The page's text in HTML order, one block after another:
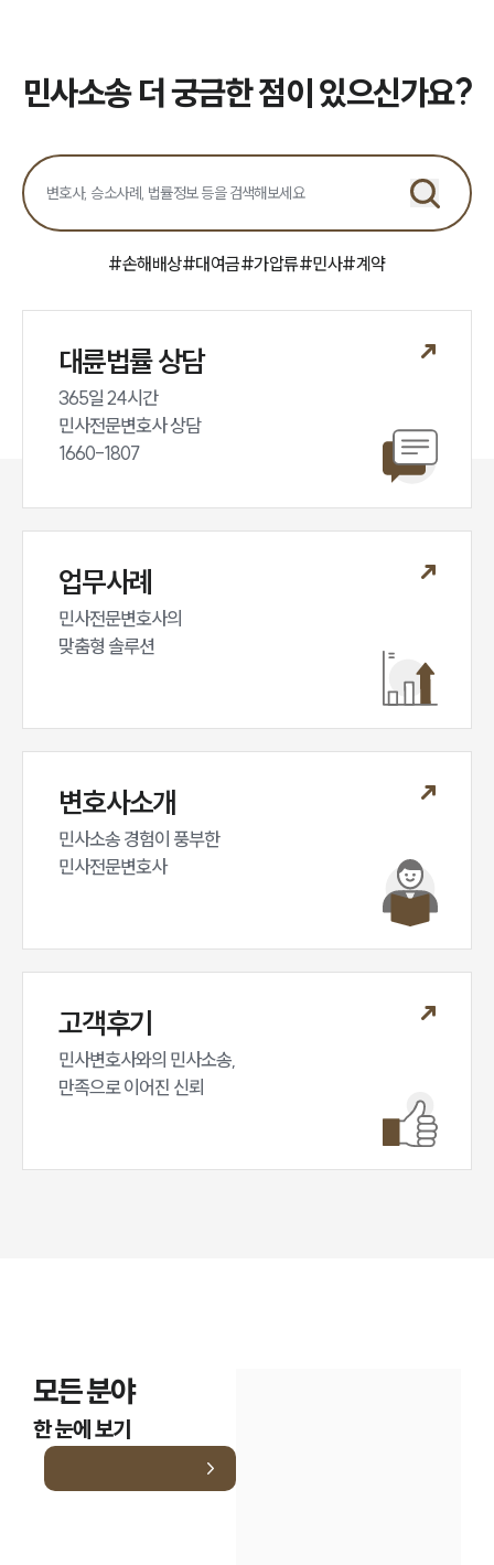
민사소송 더 궁금한 점이 있으신가요?
#손해배상#대여금#가압류#민사#계약
대륜법률 상담
365일 24시간
민사전문변호사 상담
1660-1807
업무사례
민사전문변호사의
맞춤형 솔루션
변호사소개
민사소송 경험이 풍부한
민사전문변호사
고객후기
민사변호사와의 민사소송,
만족으로 이어진 신뢰
모든 분야
한 눈에 보기